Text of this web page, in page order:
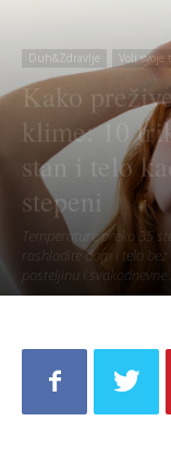
Duh&Zdravlje Voli svoje
Kako
klime: 10
stan i telo
stepeni
Temperature preko 35
rashladite dom i telo
posteljinu i svakodnevne